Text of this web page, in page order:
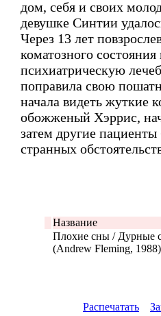
дом, себя и своих
девушке Синтии
Через 13 лет
коматозного
психиатрическую
поправила свою
начала видеть жуткие
обожженый Хэррис,
затем другие
странных
Название
Плохие сны / Дурные
(Andrew Fleming, 1988)
Распечатать